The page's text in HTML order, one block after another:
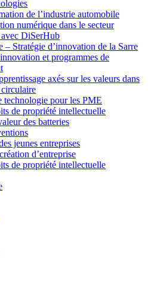
de l’industrie automobile
numérique dans le secteur
DiSerHub
– Stratégie d’innovation de la Sarre
et programmes de
axés sur les valeurs dans
technologie pour les PME
de propriété intellectuelle
des batteries
jeunes entreprises
d’entreprise
de propriété intellectuelle